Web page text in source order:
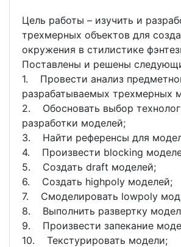
Цель работы – изучить и
трехмерных объектов для
окружения в стилистике
Поставлены и решены
1. Провести анализ
разрабатываемых трехмерных
2. Обосновать выбор
разработки моделей;
3. Найти референсы для
4. Произвести blocking
5. Создать draft моделей;
6. Создать highpoly моделей;
7. Смоделировать lowpoly
8. Выполнить развертку
9. Произвести запекание
10. Текстурировать модели;